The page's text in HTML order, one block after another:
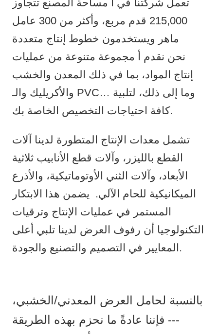
تعمل شركتنا في أ مساحة المصنع تتجاوز
215,000 قدم مربع، وأكثر من 300 عامل
نحن نقدم أ مجموعة متنوعة من عمليات
إنتاج المواد، بما في ذلك المعدن والخشب
والأكريليك والـ PVC… وما إلى ذلك، لتلبية
كافة احتياجات التخصيص الخاصة بك.
تشمل معدات الإنتاج المتطورة لدينا آلات
القطع بالليزر، وآلات قطع الأنابيب ثلاثية
الأبعاد، وآلات الثني الأوتوماتيكية، والأذرع
الميكانيكية للحام الآلي. يضمن هذا الابتكار
المستمر في عمليات الإنتاج وترقيات
التكنولوجيا أن رفوف العرض لدينا تلبي أعلى
المعايير في التصميم والتصنيع والجودة.
بالنسبة لحامل العرض المعدني/الخشبي،
فإننا عادةً ما نحزم بهذه الطريقة ---